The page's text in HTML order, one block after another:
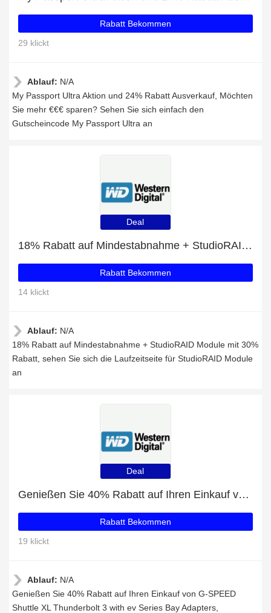
Rabatt Bekommen
29 klickt
Ablauf: N/A
My Passport Ultra Aktion und 24% Rabatt Ausverkauf, Möchten
Sie mehr €€€ sparen? Sehen Sie sich einfach den
Gutscheincode My Passport Ultra an
Deal
18% Rabatt auf Mindestabnahme + StudioRAID Module mit 30% Rabatt
Rabatt Bekommen
14 klickt
Ablauf: N/A
18% Rabatt auf Mindestabnahme + StudioRAID Module mit 30%
Rabatt, sehen Sie sich die Laufzeitseite für StudioRAID Module
an
Deal
Genießen Sie 40% Rabatt auf Ihren Einkauf von G-SPEED Shuttle XL Thunderbolt 3 with ev Series Bay Adapters, ausschließlich online
Rabatt Bekommen
19 klickt
Ablauf: N/A
Genießen Sie 40% Rabatt auf Ihren Einkauf von G-SPEED
Shuttle XL Thunderbolt 3 with ev Series Bay Adapters,